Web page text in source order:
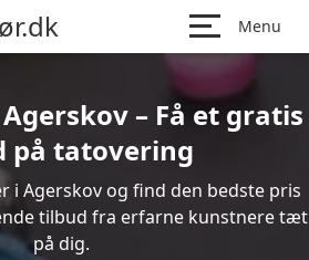
Menu
– Få et gratis
på tatovering
i Agerskov og find den bedste pris
tilbud fra erfarne kunstnere tæt
på dig.